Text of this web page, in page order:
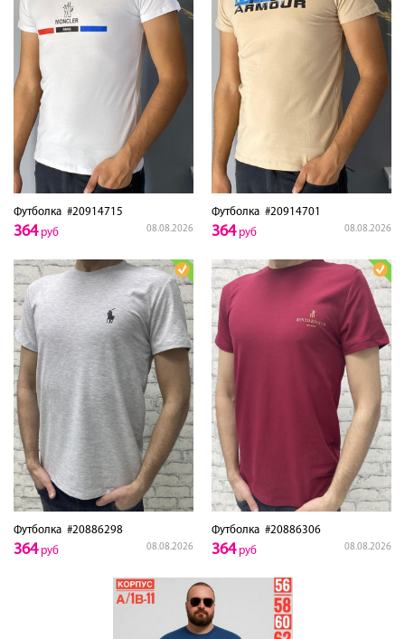
Футболка #20914715
08.08.2026
364руб
Футболка #20914701
08.08.2026
364руб
Футболка #20886298
08.08.2026
364руб
Футболка #20886306
08.08.2026
364руб